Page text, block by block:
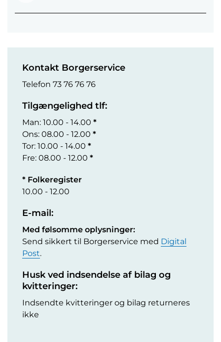
Kontakt Borgerservice
Telefon 73 76 76 76
Tilgængelighed tlf:
Man: 10.00 - 14.00 *
Ons: 08.00 - 12.00 *
Tor: 10.00 - 14.00 *
Fre: 08.00 - 12.00 *
* Folkeregister
10.00 - 12.00
E-mail:
Med følsomme oplysninger:
Send sikkert til Borgerservice med Digital
Post.
Husk ved indsendelse af bilag og
kvitteringer:
Indsendte kvitteringer og bilag returneres
ikke